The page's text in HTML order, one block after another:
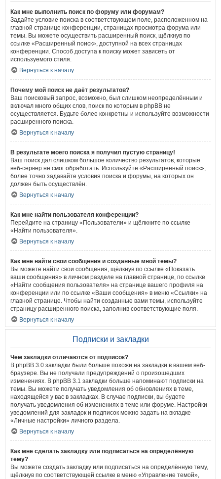
Как мне выполнить поиск по форуму или форумам?
Задайте условие поиска в соответствующем поле, расположенном на
главной странице конференции, страницах просмотра форума или
темы. Вы можете осуществить расширенный поиск, щёлкнув по
ссылке «Расширенный поиск», доступной на всех страницах
конференции. Способ доступа к поиску может зависеть от
используемого стиля.
Вернуться к началу
Почему мой поиск не даёт результатов?
Ваш поисковый запрос, возможно, был слишком неопределённым и
включал много общих слов, поиск по которым в phpBB не
осуществляется. Будьте более конкретны и используйте возможности
расширенного поиска.
Вернуться к началу
В результате моего поиска я получил пустую страницу!
Ваш поиск дал слишком большое количество результатов, которые
веб-сервер не смог обработать. Используйте «Расширенный поиск»,
более точно задавайте условия поиска и форумы, на которых он
должен быть осуществлён.
Вернуться к началу
Как мне найти пользователя конференции?
Перейдите на страницу «Пользователи» и щёлкните по ссылке
«Найти пользователя».
Вернуться к началу
Как мне найти свои сообщения и созданные мной темы?
Вы можете найти свои сообщения, щёлкнув по ссылке «Показать
ваши сообщения» в личном разделе на главной странице, по ссылке
«Найти сообщения пользователя» на странице вашего профиля на
конференции или по ссылке «Ваши сообщения» в меню «Ссылки» на
главной странице. Чтобы найти созданные вами темы, используйте
страницу расширенного поиска, заполнив соответствующие поля.
Вернуться к началу
Подписки и закладки
Чем закладки отличаются от подписок?
В phpBB 3.0 закладки были больше похожи на закладки в вашем веб-
браузере. Вы не получали предупреждений о произошедших
изменениях. В phpBB 3.1 закладки больше напоминают подписки на
темы. Вы можете получать уведомления об обновлениях в теме,
находящейся у вас в закладках. В случае подписки, вы будете
получать уведомления об изменениях в теме или форуме. Настройки
уведомлений для закладок и подписок можно задать на вкладке
«Личные настройки» личного раздела.
Вернуться к началу
Как мне сделать закладку или подписаться на определённую
тему?
Вы можете создать закладку или подписаться на определённую тему,
щёлкнув по соответствующей ссылке в меню «Управление темой»,